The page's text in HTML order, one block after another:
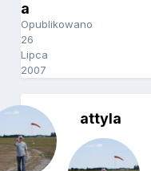
a
Opublikowano
26
Lipca
2007
attyla